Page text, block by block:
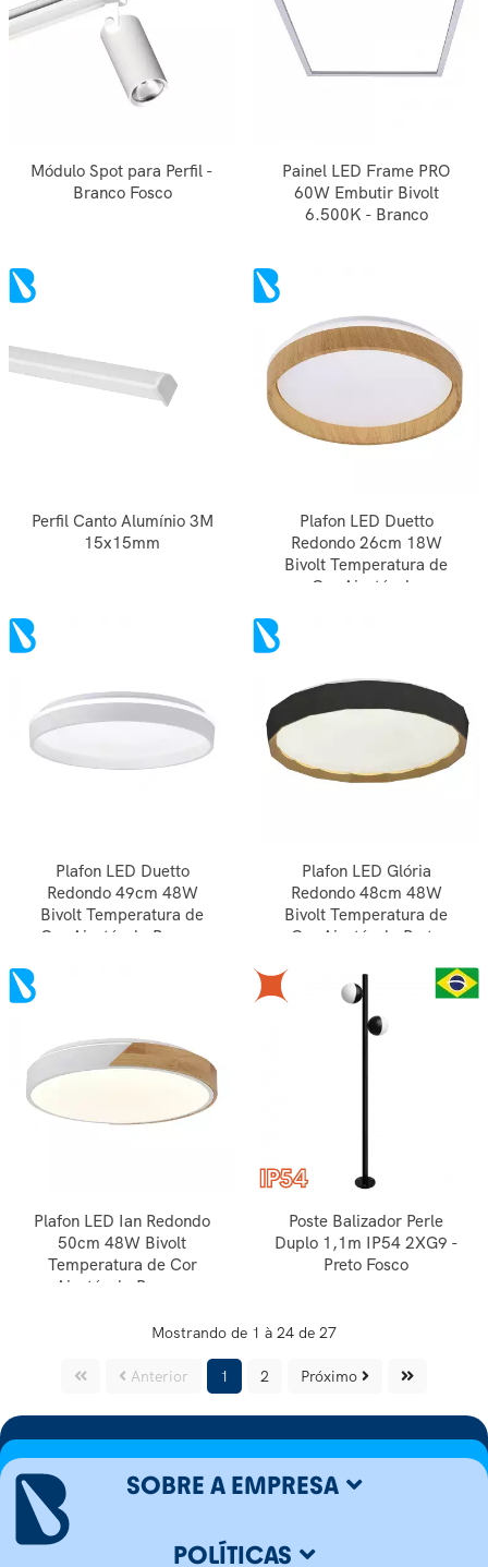
Módulo Spot para Perfil -
Branco Fosco
Painel LED Frame PRO
60W Embutir Bivolt
6.500K - Branco
Perfil Canto Alumínio 3M
15x15mm
Plafon LED Duetto
Redondo 26cm 18W
Bivolt Temperatura de
Cor Ajustável -
Plafon LED Duetto
Redondo 49cm 48W
Bivolt Temperatura de
Cor Ajustável - Branco
Plafon LED Glória
Redondo 48cm 48W
Bivolt Temperatura de
Cor Ajustável - Preto
Plafon LED Ian Redondo
50cm 48W Bivolt
Temperatura de Cor
Ajustável - Branco
Poste Balizador Perle
Duplo 1,1m IP54 2XG9 -
Preto Fosco
Mostrando de 1 à 24 de 27
Anterior 1 2 Próximo
SOBRE A EMPRESA
POLÍTICAS